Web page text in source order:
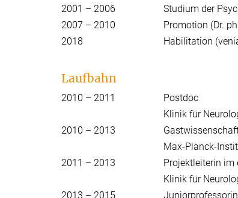
2001 – 2006
Studium der
2007 – 2010
Promotion (Dr.
2018
Habilitation
Laufbahn
2010 – 2011
Postdoc
Klinik für
2010 – 2013
Max-Planck-
2011 – 2013
Projektleiterin im
Klinik für
2013 – 2015